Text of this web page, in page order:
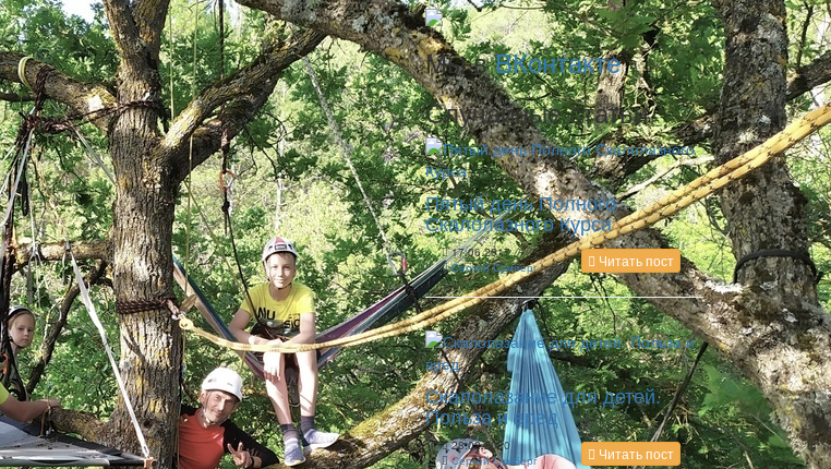
Мы вВКонтакте
Случайные статьи
Пятый день Полного
Скалолазного Курса
17.06.2017
Сергей Сумберг
Читать пост
Скалолазание для детей.
Польза и вред
28.02.2020
Сергей Сумберг
Читать пост